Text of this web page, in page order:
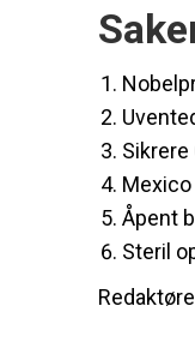
Sikrere
Åpent
Steril